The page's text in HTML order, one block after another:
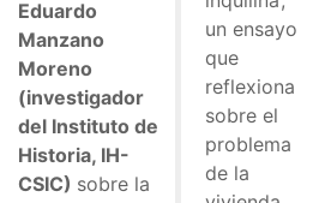
Eduardo
Manzano
Moreno
(investigador
del Instituto de
Historia, IH-
CSIC) sobre la
un ensayo
que
reflexiona
sobre el
problema
de la